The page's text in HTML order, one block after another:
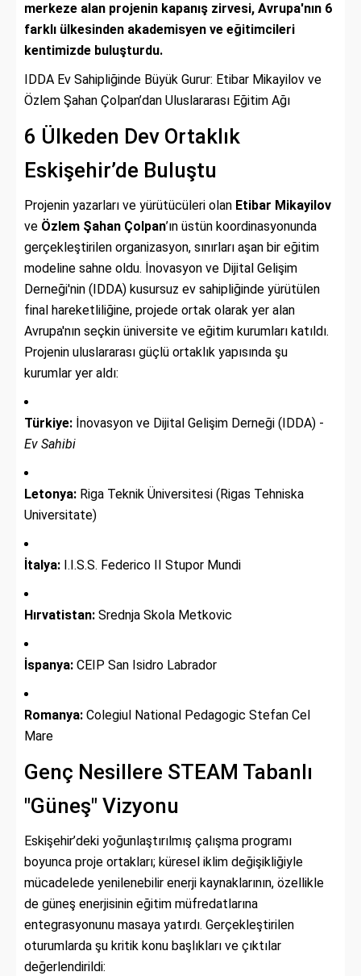
merkeze alan projenin kapanış zirvesi, Avrupa'nın 6
farklı ülkesinden akademisyen ve eğitimcileri
kentimizde buluşturdu.
IDDA Ev Sahipliğinde Büyük Gurur: Etibar Mikayilov ve
Özlem Şahan Çolpan’dan Uluslararası Eğitim Ağı
6 Ülkeden Dev Ortaklık
Eskişehir’de Buluştu
Projenin yazarları ve yürütücüleri olan Etibar Mikayilov
ve Özlem Şahan Çolpan’ın üstün koordinasyonunda
gerçekleştirilen organizasyon, sınırları aşan bir eğitim
modeline sahne oldu. İnovasyon ve Dijital Gelişim
Derneği'nin (IDDA) kusursuz ev sahipliğinde yürütülen
final hareketliliğine, projede ortak olarak yer alan
Avrupa'nın seçkin üniversite ve eğitim kurumları katıldı.
Projenin uluslararası güçlü ortaklık yapısında şu
kurumlar yer aldı:
Türkiye: İnovasyon ve Dijital Gelişim Derneği (IDDA) -
Ev Sahibi
Letonya: Riga Teknik Üniversitesi (Rigas Tehniska
Universitate)
İtalya: I.I.S.S. Federico II Stupor Mundi
Hırvatistan: Srednja Skola Metkovic
İspanya: CEIP San Isidro Labrador
Romanya: Colegiul National Pedagogic Stefan Cel
Mare
Genç Nesillere STEAM Tabanlı
"Güneş" Vizyonu
Eskişehir’deki yoğunlaştırılmış çalışma programı
boyunca proje ortakları; küresel iklim değişikliğiyle
mücadelede yenilenebilir enerji kaynaklarının, özellikle
de güneş enerjisinin eğitim müfredatlarına
entegrasyonunu masaya yatırdı. Gerçekleştirilen
oturumlarda şu kritik konu başlıkları ve çıktılar
değerlendirildi: